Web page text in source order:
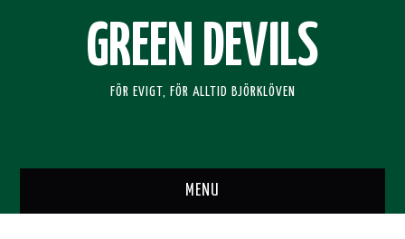
GREEN DEVILS
FÖR EVIGT, FÖR ALLTID BJÖRKLÖVEN
MENU